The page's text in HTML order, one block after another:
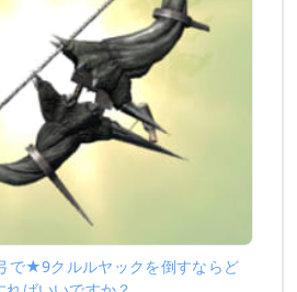
で★9クルルヤックを倒すならど